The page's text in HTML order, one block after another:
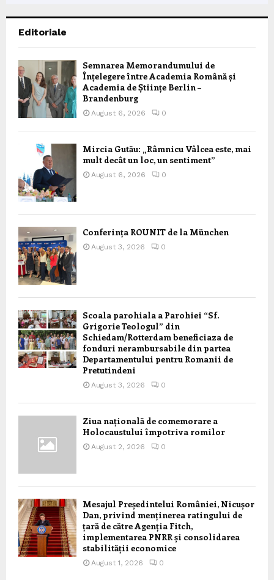
Editoriale
Semnarea Memorandumului de
Înțelegere între Academia Română și
Academia de Științe Berlin –
Brandenburg
August 6, 2026 0
Mircia Gutău: „Râmnicu Vâlcea este, mai
mult decât un loc, un sentiment”
August 6, 2026 0
Conferința ROUNIT de la München
August 3, 2026 0
Scoala parohiala a Parohiei “Sf.
Grigorie Teologul” din
Schiedam/Rotterdam beneficiaza de
fonduri nerambursabile din partea
Departamentului pentru Romanii de
Pretutindeni
August 3, 2026 0
Ziua națională de comemorare a
Holocaustului împotriva romilor
August 2, 2026 0
Mesajul Președintelui României, Nicușor
Dan, privind menținerea ratingului de
țară de către Agenția Fitch,
implementarea PNRR și consolidarea
stabilității economice
August 1, 2026 0